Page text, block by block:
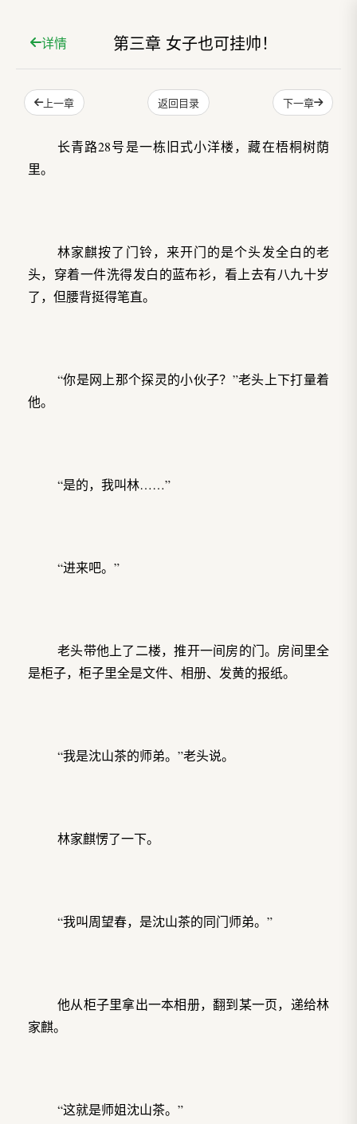
详情 第三章 女子也可挂帅！
上一章 返回目录 下一章
长青路28号是一栋旧式小洋楼，藏在梧桐树荫
里。
林家麒按了门铃，来开门的是个头发全白的老
头，穿着一件洗得发白的蓝布衫，看上去有八九十岁
了，但腰背挺得笔直。
“你是网上那个探灵的小伙子？”老头上下打量着
他。
“是的，我叫林……”
“进来吧。”
老头带他上了二楼，推开一间房的门。房间里全
是柜子，柜子里全是文件、相册、发黄的报纸。
“我是沈山茶的师弟。”老头说。
林家麒愣了一下。
“我叫周望春，是沈山茶的同门师弟。”
他从柜子里拿出一本相册，翻到某一页，递给林
家麒。
“这就是师姐沈山茶。”